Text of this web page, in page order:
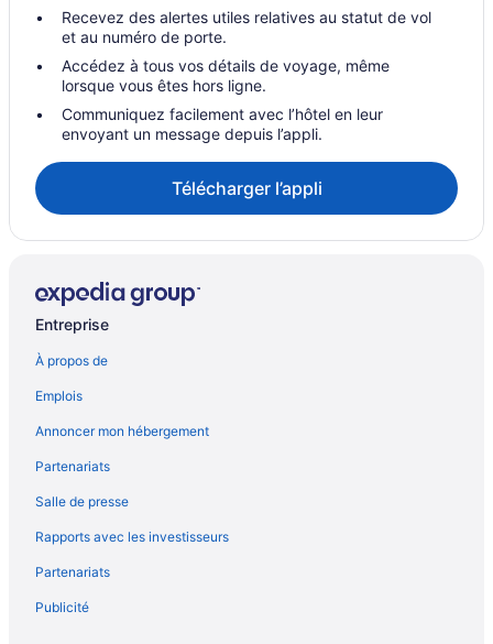
Recevez des alertes utiles relatives au statut de vol
et au numéro de porte.
Accédez à tous vos détails de voyage, même
lorsque vous êtes hors ligne.
Communiquez facilement avec l’hôtel en leur
envoyant un message depuis l’appli.
Télécharger l’appli
Entreprise
À propos de
Emplois
Annoncer mon hébergement
Partenariats
Salle de presse
Rapports avec les investisseurs
Partenariats
Publicité